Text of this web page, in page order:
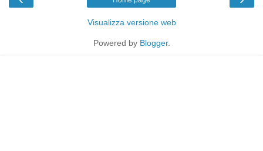
Visualizza versione web
Powered by Blogger.